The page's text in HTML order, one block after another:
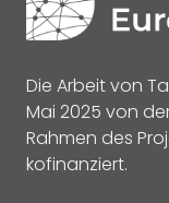
Die Arbeit von
Mai 2025 von
Rahmen des
kofinanziert.